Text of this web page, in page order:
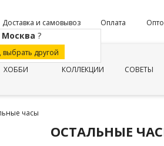
Москва ?
выбрать другой
Доставка и самовывоз Оплата
ХОББИ КОЛЛЕКЦИИ СОВЕТЫ
часы
ОСТАЛЬНЫЕ